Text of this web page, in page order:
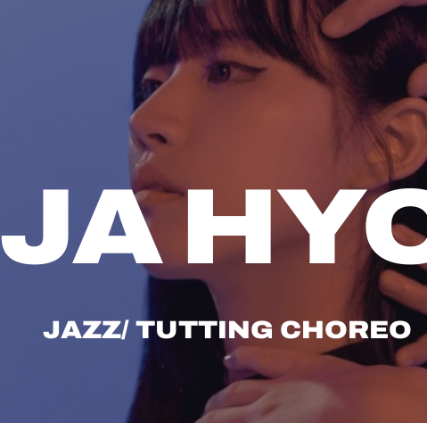
JA
JAZZ/ TUTTING CHOREO